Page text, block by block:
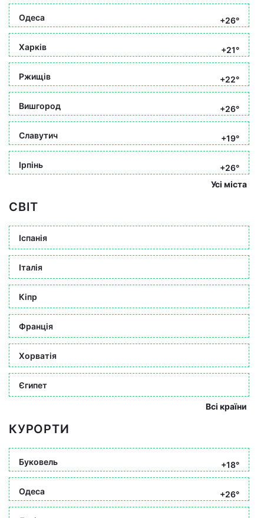
Одеса +26°
Харків +21°
Ржищів +22°
Вишгород +26°
Славутич +19°
Ірпінь
+26°
Усі міста
СВІТ
Іспанія
Італія
Кіпр
Франція
Хорватія
Єгипет
Всі країни
КУРОРТИ
Буковель +18°
Одеса +26°